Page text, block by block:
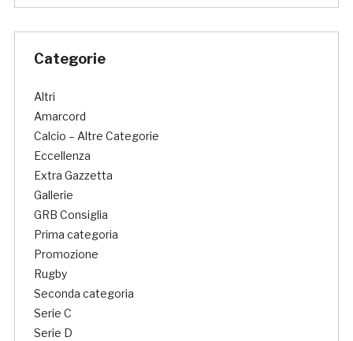
Categorie
Altri
Amarcord
Calcio – Altre Categorie
Eccellenza
Extra Gazzetta
Gallerie
GRB Consiglia
Prima categoria
Promozione
Rugby
Seconda categoria
Serie C
Serie D